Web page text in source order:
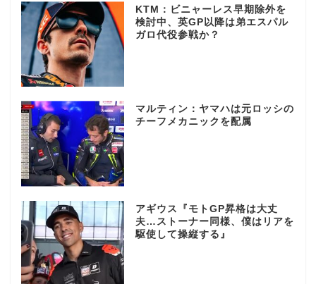
KTM：ビニャーレス早期除外を
検討中、英GP以降は弟エスパル
ガロ代役参戦か？
マルティン：ヤマハは元ロッシの
チーフメカニックを配属
アギウス『モトGP昇格は大丈
夫…ストーナー同様、僕はリアを
駆使して操縦する』